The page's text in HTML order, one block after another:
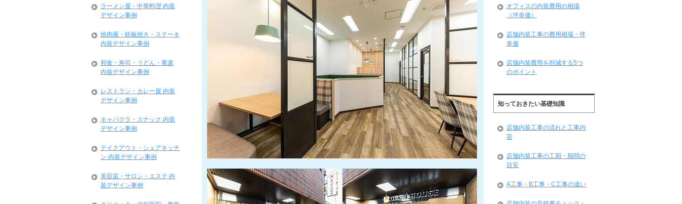
ラーメン屋・中華料理 内装
デザイン事例
焼肉屋・鉄板焼き・ステーキ
内装デザイン事例
和食・寿司・うどん・蕎麦
内装デザイン事例
レストラン・カレー屋 内装
デザイン事例
キャバクラ・スナック 内装
デザイン事例
テイクアウト・シェアキッチ
ン 内装デザイン事例
美容室・サロン・エステ 内
装デザイン事例
オフィスの内装費用の相場
（坪単価）
店舗内装工事の費用相場・坪
単価
店舗内装費用を削減する5つ
のポイント
知っておきたい基礎知識
店舗内装工事の流れと工事内
容
店舗内装工事の工期・期間の
目安
A工事・B工事・C工事の違い